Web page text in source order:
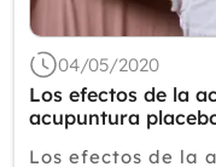
04/05/2020
Los efectos de la
acupuntura
Los efectos de la